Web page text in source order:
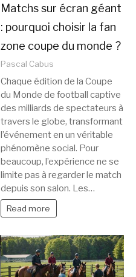
Matchs sur écran géant
: pourquoi choisir la fan
zone coupe du monde ?
Pascal Cabus
Chaque édition de la Coupe
du Monde de football captive
des milliards de spectateurs à
travers le globe, transformant
l’événement en un véritable
phénomène social. Pour
beaucoup, l’expérience ne se
limite pas à regarder le match
depuis son salon. Les…
Read more